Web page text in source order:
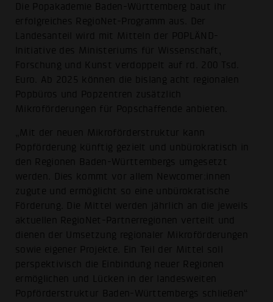
Die Popakademie Baden-Württemberg baut ihr
erfolgreiches RegioNet-Programm aus. Der
Landesanteil wird mit Mitteln der POPLÄND-
Initiative des Ministeriums für Wissenschaft,
Forschung und Kunst verdoppelt auf rd. 200 Tsd.
Euro. Ab 2025 können die bislang acht regionalen
Popbüros und Popzentren zusätzlich
Mikroförderungen für Popschaffende anbieten.
„Mit der neuen Mikroförderstruktur kann
Popförderung künftig gezielt und unbürokratisch in
den Regionen Baden-Württembergs umgesetzt
werden. Dies kommt vor allem Newcomer:innen
zugute und ermöglicht so eine unbürokratische
Förderung. Die Mittel werden jährlich an die jeweils
aktuellen RegioNet-Partnerregionen verteilt und
dienen der Umsetzung regionaler Mikroförderungen
sowie eigener Projekte. Ein Teil der Mittel soll
perspektivisch die Einbindung neuer Regionen
ermöglichen und Lücken in der landesweiten
Popförderstruktur Baden-Württembergs schließen“